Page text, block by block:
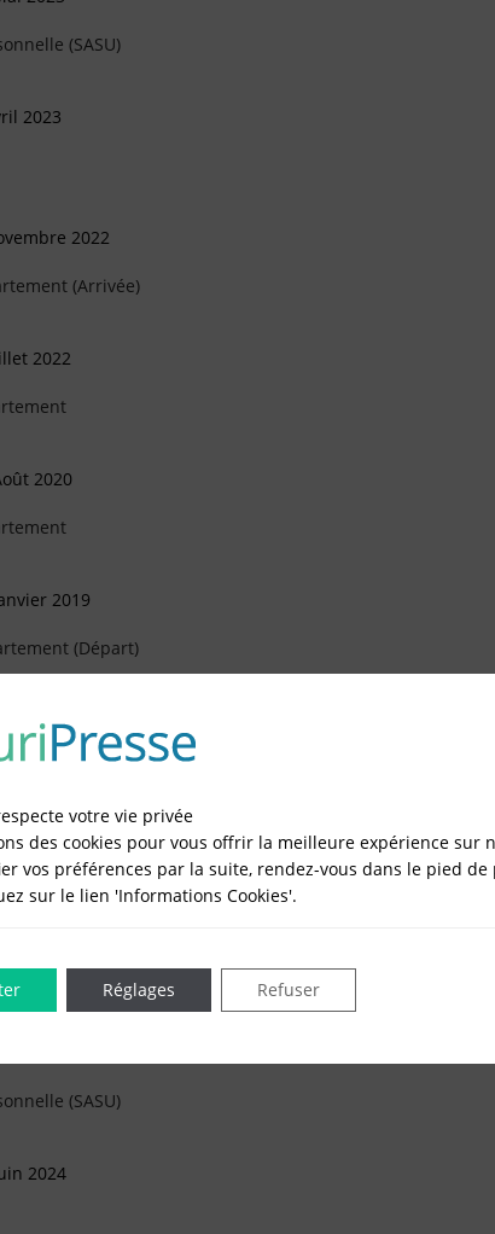
(SASU)
2023
2022
(Arrivée)
2022
2020
2019
(Départ)
2017
EN LIGNE DANS LE DÉPARTEMENT DU 93 -
(SASU)
2024
votre vie privée
des cookies pour vous offrir la meilleure expérience sur
vos préférences par la suite, rendez-vous dans le pied de
sur le lien 'Informations Cookies'.
Refuser
Réglages